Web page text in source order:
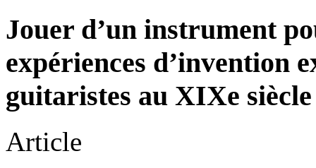
Jouer d’un instrument
expériences d’invention
guitaristes au XIXe siècle
Article